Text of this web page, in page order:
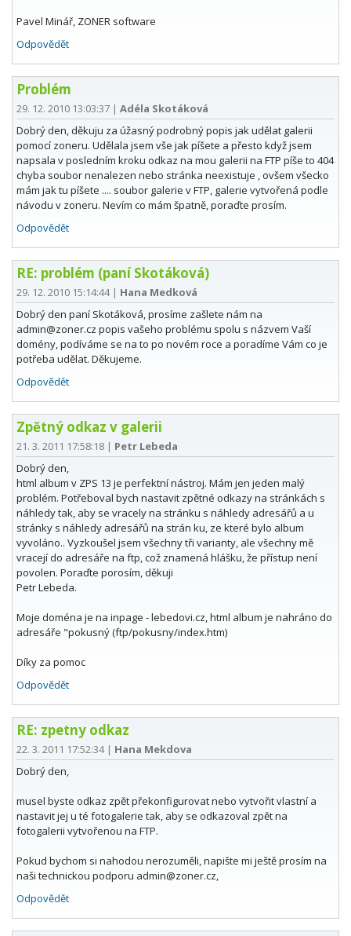
Pavel Minář, ZONER software
Odpovědět
Problém
29. 12. 2010 13:03:37 | Adéla Skotáková
Dobrý den, děkuju za úžasný podrobný popis jak udělat galerii
pomocí zoneru. Udělala jsem vše jak píšete a přesto když jsem
napsala v posledním kroku odkaz na mou galerii na FTP píše to 404
chyba soubor nenalezen nebo stránka neexistuje , ovšem všecko
mám jak tu píšete .... soubor galerie v FTP, galerie vytvořená podle
návodu v zoneru. Nevím co mám špatně, poraďte prosím.
Odpovědět
RE: problém (paní Skotáková)
29. 12. 2010 15:14:44 | Hana Medková
Dobrý den paní Skotáková, prosíme zašlete nám na
admin@zoner.cz popis vašeho problému spolu s názvem Vaší
domény, podíváme se na to po novém roce a poradíme Vám co je
potřeba udělat. Děkujeme.
Odpovědět
Zpětný odkaz v galerii
21. 3. 2011 17:58:18 | Petr Lebeda
Dobrý den,
html album v ZPS 13 je perfektní nástroj. Mám jen jeden malý
problém. Potřeboval bych nastavit zpětné odkazy na stránkách s
náhledy tak, aby se vracely na stránku s náhledy adresářů a u
stránky s náhledy adresářů na strán ku, ze které bylo album
vyvoláno.. Vyzkoušel jsem všechny tři varianty, ale všechny mě
vracejí do adresáře na ftp, což znamená hlášku, že přístup není
povolen. Poraďte porosím, děkuji
Petr Lebeda.
Moje doména je na inpage - lebedovi.cz, html album je nahráno do
adresáře "pokusný (ftp/pokusny/index.htm)
Díky za pomoc
Odpovědět
RE: zpetny odkaz
22. 3. 2011 17:52:34 | Hana Mekdova
Dobrý den,
musel byste odkaz zpět překonfigurovat nebo vytvořit vlastní a
nastavit jej u té fotogalerie tak, aby se odkazoval zpět na
fotogalerii vytvořenou na FTP.
Pokud bychom si nahodou nerozuměli, napište mi ještě prosím na
naši technickou podporu admin@zoner.cz,
Odpovědět